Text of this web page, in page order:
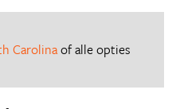
Carolinaof alle opties